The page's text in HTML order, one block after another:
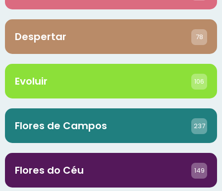
Despertar 78
Evoluir 106
Flores de Campos 237
Flores do Céu 149